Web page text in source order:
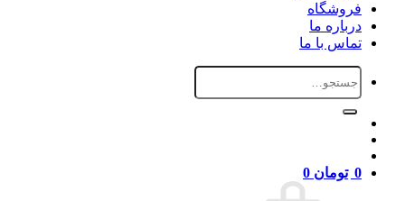
فروشگاه
درباره ما
تماس با ما
جستجو
برای:
0 تومان 0